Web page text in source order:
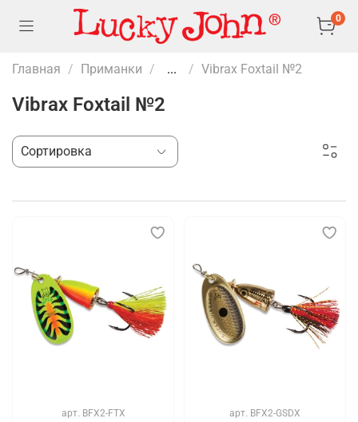
0
Главная Приманки ... Vibrax Foxtail №2
Vibrax Foxtail №2
арт. BFX2-FTX арт. BFX2-GSDX